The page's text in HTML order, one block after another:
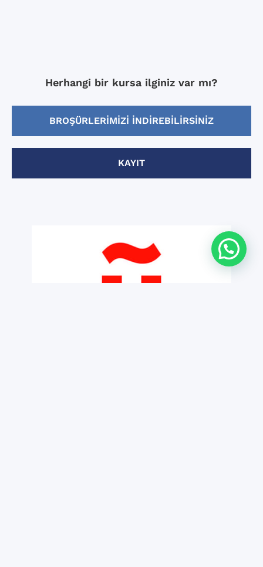
Herhangi bir kursa ilginiz var mı?
BROŞÜRLERIMIZI INDIREBILIRSINIZ
KAYIT